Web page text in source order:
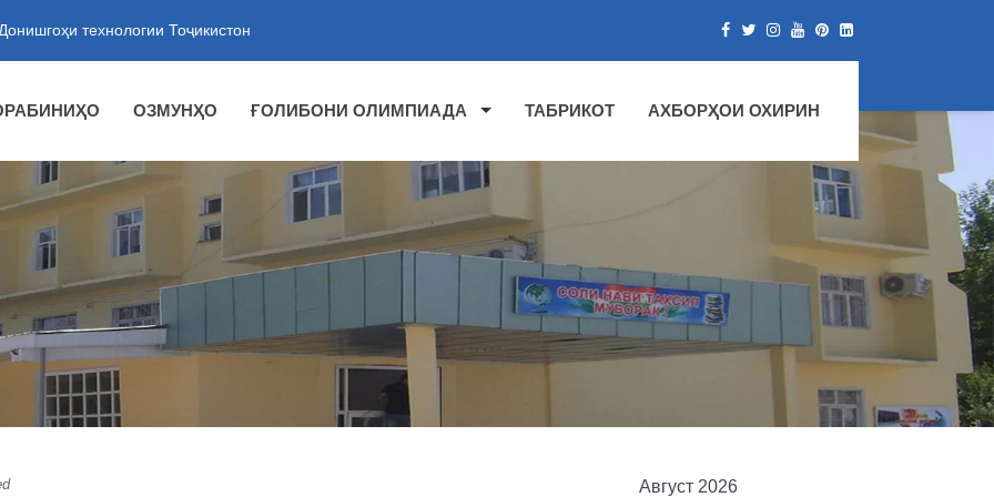
технологии Тоҷикистон
ТАЪЛИМИИ "ЛИТСЕЙИ ИННОВАТСИОНИИ ДУШАНБЕ"-И
ТОҶИКИСТОН
ОЗМУНҲО ҒОЛИБОНИ ОЛИМПИАДА ТАБРИКОТ АХБОРҲОИ ОХИРИН
Август 2026